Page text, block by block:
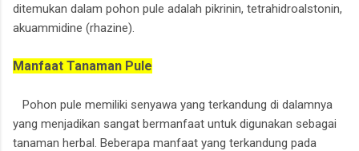
ditemukan dalam pohon pule adalah pikrinin, tetrahidroalstonin,
akuammidine (rhazine).
Manfaat Tanaman Pule
Pohon pule memiliki senyawa yang terkandung di dalamnya
yang menjadikan sangat bermanfaat untuk digunakan sebagai
tanaman herbal. Beberapa manfaat yang terkandung pada